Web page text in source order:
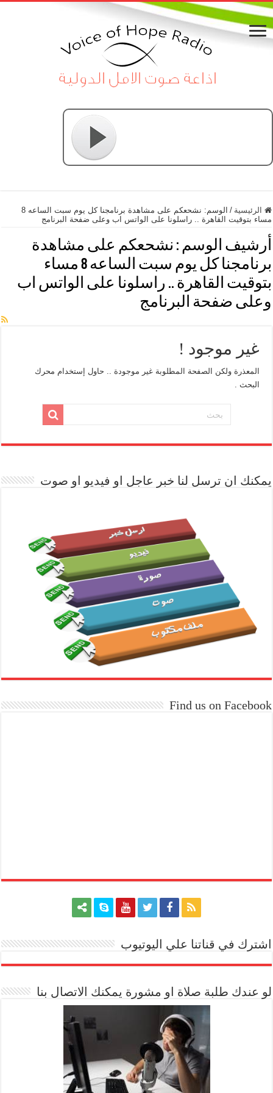
الرئيسية / الوسم:
نشحعكم على مشاهدة برنامجنا كل يوم سبت الساعه 8
مساء بتوقيت القاهرة .. راسلونا على الواتس اب وعلى ضفحة البرنامج
أرشيف الوسم : نشحعكم على مشاهدة
برنامجنا كل يوم سبت الساعه 8 مساء
بتوقيت القاهرة .. راسلونا على الواتس اب
وعلى ضفحة البرنامج
غير موجود !
المعذرة ولكن الصفحة المطلوبة غير موجودة .. حاول إستخدام محرك
البحث .
يمكنك ان ترسل لنا خبر عاجل او فيديو او صوت
Find us on Facebook
اشترك في قناتنا علي اليوتيوب
لو عندك طلبة صلاة او مشورة يمكنك الاتصال بنا